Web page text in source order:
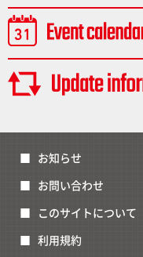
お知らせ
お問い合わせ
このサイトについて
利用規約